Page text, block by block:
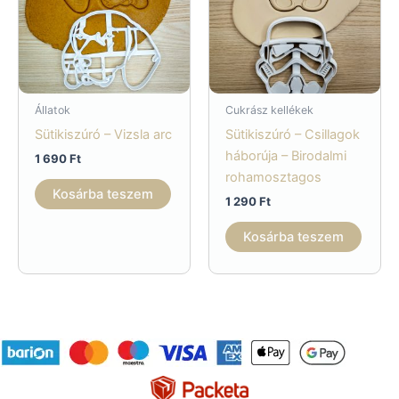
ki
Állatok
Sütikiszúró – Vizsla arc
1 690Ft
Kosárba teszem
Cukrász kellékek
Sütikiszúró – Csillagok
háborúja – Birodalmi
rohamosztagos
1 290Ft
Kosárba teszem